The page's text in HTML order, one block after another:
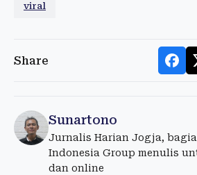
viral
Share
Sunartono
Jurnalis Harian Jogja,
Indonesia Group menulis
dan online